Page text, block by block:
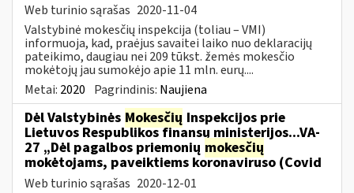
Web turinio sąrašas 2020-11-04
Valstybinė mokesčių inspekcija (toliau – VMI)
informuoja, kad, praėjus savaitei laiko nuo deklaracijų
pateikimo, daugiau nei 209 tūkst. žemės mokesčio
mokėtojų jau sumokėjo apie 11 mln. eurų....
Metai: 2020 Pagrindinis: Naujiena
Dėl Valstybinės Mokesčių Inspekcijos prie
Lietuvos Respublikos finansų ministerijos...VA-
27 „Dėl pagalbos priemonių mokesčių
mokėtojams, paveiktiems koronaviruso (Covid
Web turinio sąrašas 2020-12-01